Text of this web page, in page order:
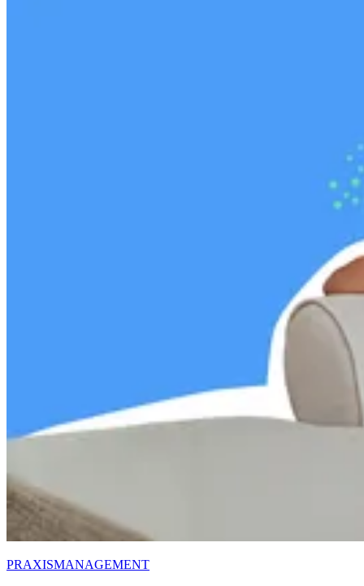
PRAXISMANAGEMENT